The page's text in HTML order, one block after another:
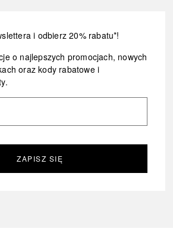
i odbierz 20% rabatu*!
o najlepszych promocjach, nowych
oraz kody rabatowe i
ZAPISZ SIĘ